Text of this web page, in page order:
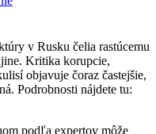
v Rusku čelia rastúcemu
Kritika korupcie,
objavuje čoraz častejšie,
Podrobnosti nájdete tu:
podľa expertov môže